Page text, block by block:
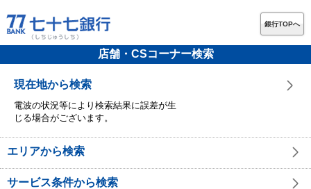
銀行TOPへ
店舗・CSコーナー検索
現在地から検索
電波の状況等により検索結果に誤差が生
じる場合がございます。
エリアから検索
サービス条件から検索